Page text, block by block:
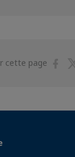
cette page